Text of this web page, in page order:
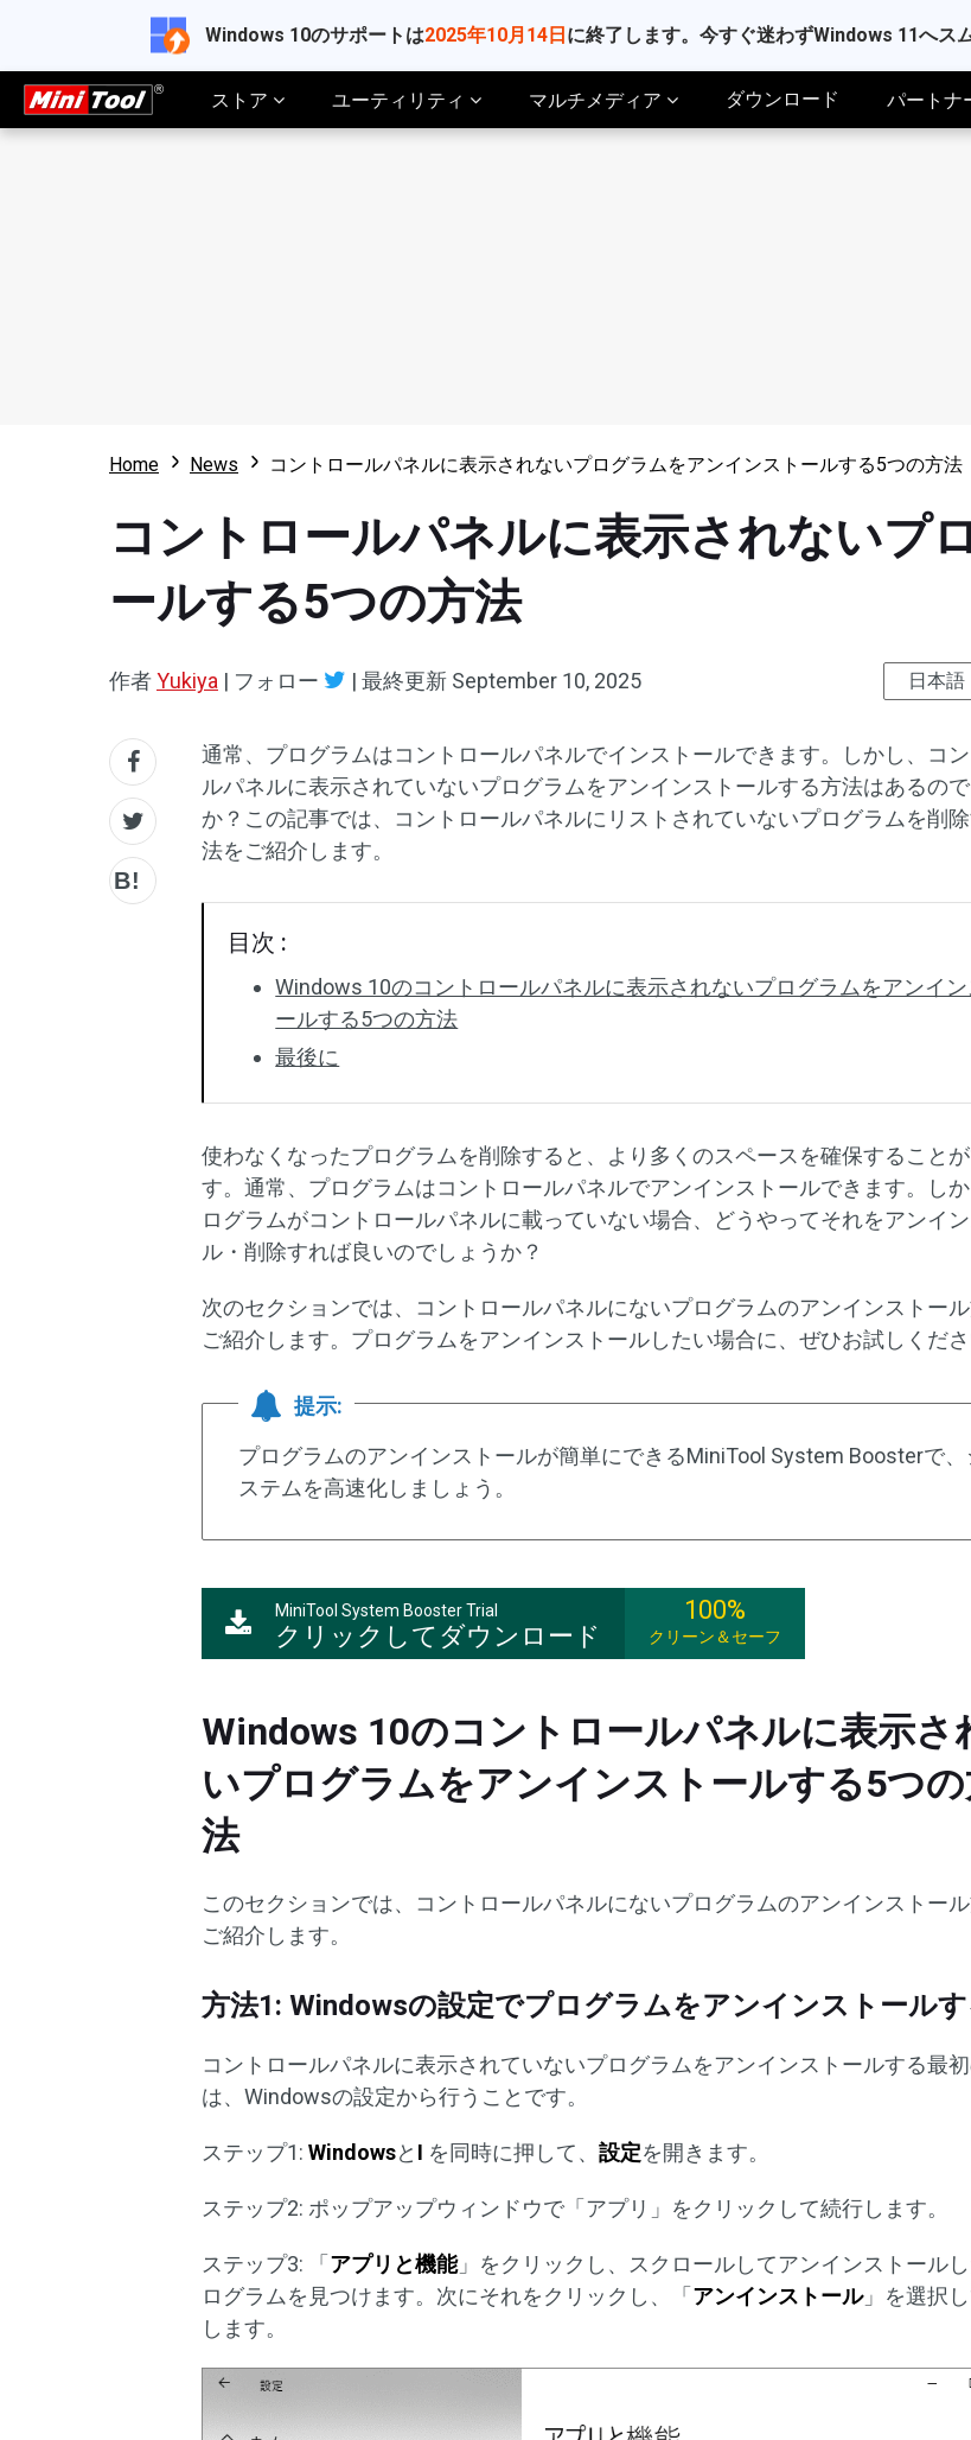
Windows 10のサポートは2025年10月14日に終了します。今すぐ迷わずWindows 11へス
ストア ユーティリティ マルチメディア ダウンロード パートナ
Home News コントロールパネルに表示されないプログラムをアンインストールする5つの方法
コントロールパネルに表示されないプ
ールする5つの方法
作者Yukiya | フォロー | 最終更新 September 10, 2025 日本語
通常、プログラムはコントロールパネルでインストールできます。しかし、コ
ルパネルに表示されていないプログラムをアンインストールする方法はあるので
か？この記事では、コントロールパネルにリストされていないプログラムを削
法をご紹介します。
目次 :
Windows 10のコントロールパネルに表示されないプログラムをアンイン
ールする5つの方法
最後に
使わなくなったプログラムを削除すると、より多くのスペースを確保することが
す。通常、プログラムはコントロールパネルでアンインストールできます。し
ログラムがコントロールパネルに載っていない場合、どうやってそれをアンイ
ル・削除すれば良いのでしょうか？
次のセクションでは、コントロールパネルにないプログラムのアンインストー
ご紹介します。プログラムをアンインストールしたい場合に、ぜひお試しくださ
提示:
プログラムのアンインストールが簡単にできるMiniTool System Boosterで、
ステムを高速化しましょう。
MiniTool System Booster Trial
クリックしてダウンロード
100%
クリーン＆セーフ
Windows 10のコントロールパネルに表示さ
いプログラムをアンインストールする5つ
法
このセクションでは、コントロールパネルにないプログラムのアンインストー
ご紹介します。
方法1: Windowsの設定でプログラムをアンインストールす
コントロールパネルに表示されていないプログラムをアンインストールする最
は、Windowsの設定から行うことです。
ステップ1:Windowsと I を同時に押して、設定を開きます。
ステップ2: ポップアップウィンドウで「アプリ」をクリックして続行します。
ステップ3: 「 アプリと機能」をクリックし、スクロールしてアンインストール
ログラムを見つけます。次にそれをクリックし、「 アンインストール」を選択
します。